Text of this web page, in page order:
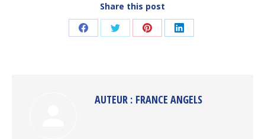
Share this post
PartagerPartagerPartagerPartager
AUTEUR : FRANCE ANGELS